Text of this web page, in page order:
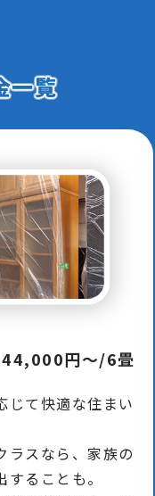
一覧
44,000円〜/6畳
じて快適な住まい
ラスなら、家族の
ることも。